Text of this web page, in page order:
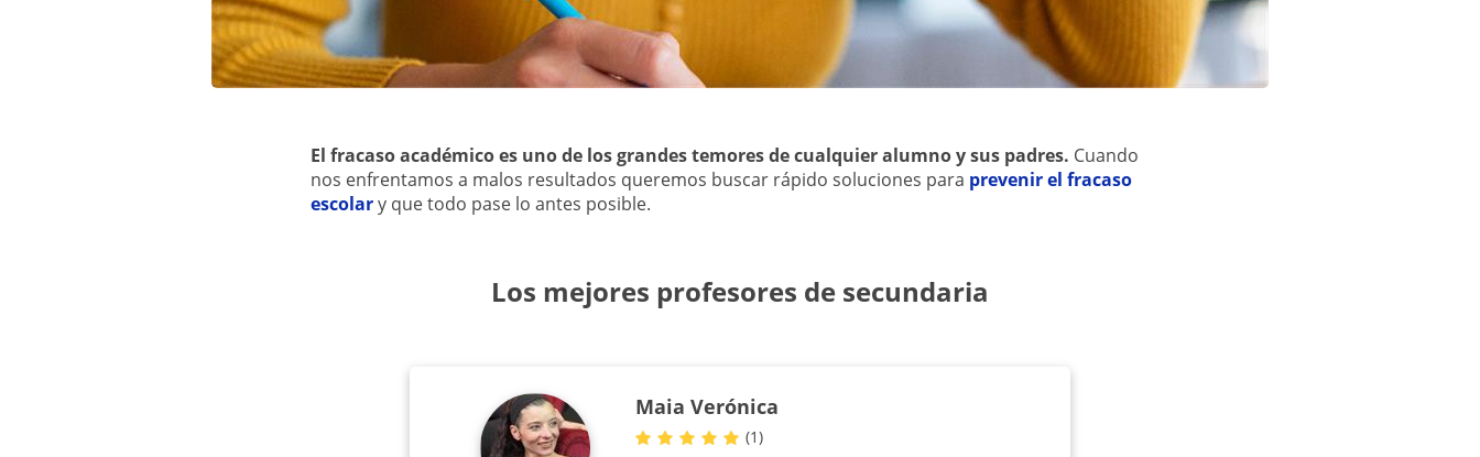
El fracaso académico es uno de los grandes temores de cualquier alumno y sus padres. Cuando
nos enfrentamos a malos resultados queremos buscar rápido soluciones para prevenir el fracaso
escolary que todo pase lo antes posible.
Los mejores profesores de secundaria
Maia Verónica
(1)